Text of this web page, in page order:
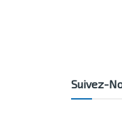
Suivez-